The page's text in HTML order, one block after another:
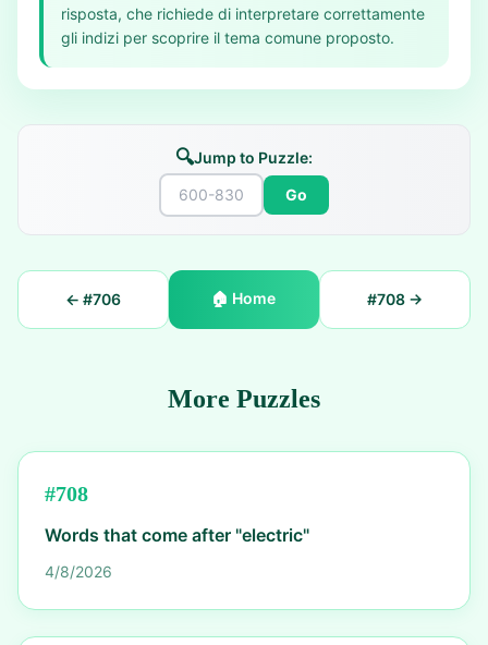
risposta, che richiede di interpretare correttamente
gli indizi per scoprire il tema comune proposto.
🔍Jump to Puzzle:
Go
← #706 🏠 Home #708→
More Puzzles
#708
Words that come after "electric"
4/8/2026